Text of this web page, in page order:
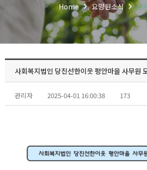
Home 요양원소식 공
사회복지법인 당진선한이웃 평안마을 사무원
관리자 2025-04-01 16:00:38 173